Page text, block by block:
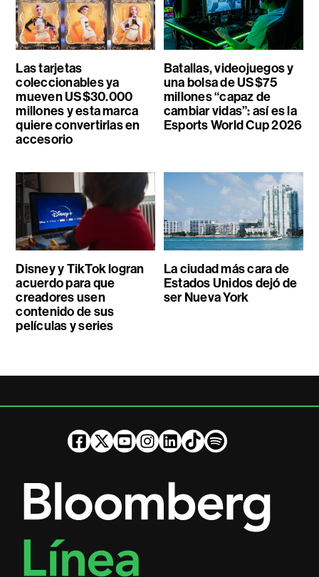
Las tarjetas
coleccionables ya
mueven US$30.000
millones y esta marca
quiere convertirlas en
accesorio
Batallas, videojuegos y
una bolsa de US$75
millones “capaz de
cambiar vidas”: así es la
Esports World Cup 2026
Disney y TikTok logran
acuerdo para que
creadores usen
contenido de sus
películas y series
La ciudad más cara de
Estados Unidos dejó de
ser Nueva York